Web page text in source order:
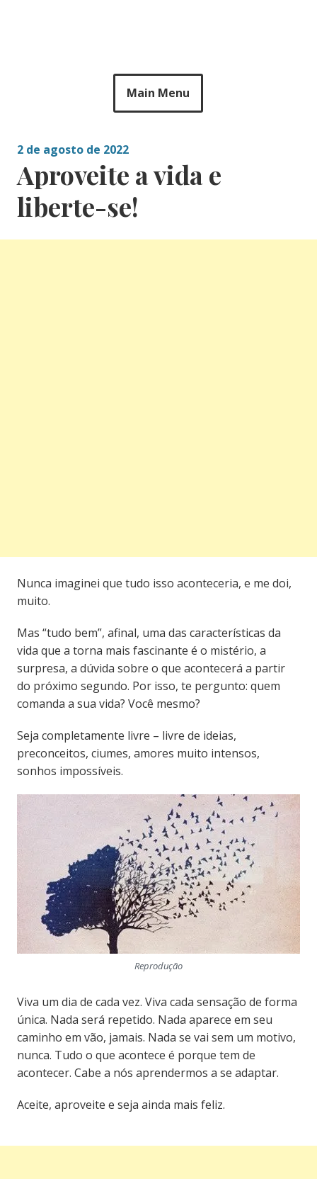
Main Menu
2 de agosto de 2022
Aproveite a vida e
liberte-se!
Nunca imaginei que tudo isso aconteceria, e me doi,
muito.
Mas “tudo bem”, afinal, uma das características da
vida que a torna mais fascinante é o mistério, a
surpresa, a dúvida sobre o que acontecerá a partir
do próximo segundo. Por isso, te pergunto: quem
comanda a sua vida? Você mesmo?
Seja completamente livre – livre de ideias,
preconceitos, ciumes, amores muito intensos,
sonhos impossíveis.
Reprodução
Viva um dia de cada vez. Viva cada sensação de forma
única. Nada será repetido. Nada aparece em seu
caminho em vão, jamais. Nada se vai sem um motivo,
nunca. Tudo o que acontece é porque tem de
acontecer. Cabe a nós aprendermos a se adaptar.
Aceite, aproveite e seja ainda mais feliz.